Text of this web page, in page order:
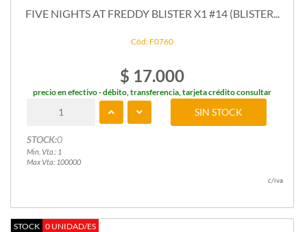
FIVE NIGHTS AT FREDDY BLISTER X1 #14 (BLISTER...
Cód: F0760
$ 17.000
precio en efectivo - débito, transferencia, tarjeta crédito consultar
STOCK:0
Min. Vta.: 1
Max Vta: 100000
SIN STOCK
c/iva
STOCK 0 UNIDAD/ES